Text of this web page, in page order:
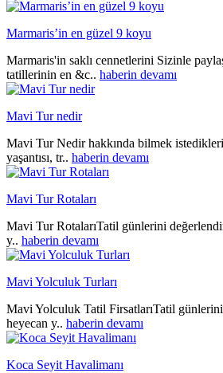
Marmaris’in en güzel 9 koyu
Marmaris'in saklı cennetlerini Sizinle
tatillerinin en &c.. haberin devamı
Mavi Tur nedir
Mavi Tur Nedir hakkında bilmek
yaşantısı, tr.. haberin devamı
Mavi Tur Rotaları
Mavi Tur RotalarıTatil günlerini
y.. haberin devamı
Mavi Yolculuk Turları
Mavi Yolculuk Tatil FirsatlarıTatil
heyecan y.. haberin devamı
Koca Seyit Havalimanı